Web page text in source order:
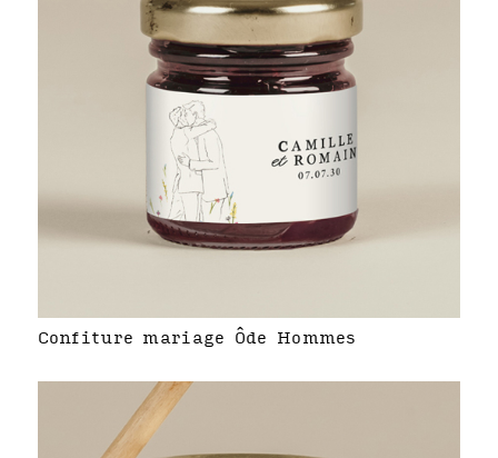
Confiture mariage Ôde Hommes